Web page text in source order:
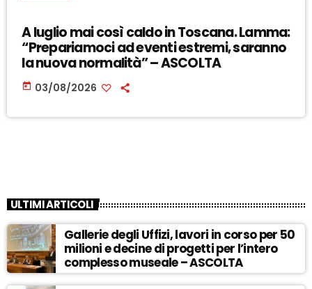
A luglio mai così caldo in Toscana. Lamma:
“Prepariamoci ad eventi estremi, saranno
la nuova normalità” – ASCOLTA
today 03/08/2026
ULTIMI ARTICOLI
Gallerie degli Uffizi, lavori in corso per 50
milioni e decine di progetti per l’intero
complesso museale – ASCOLTA